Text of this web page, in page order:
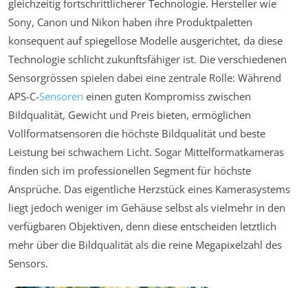
gleichzeitig fortschrittlicherer Technologie. Hersteller wie
Sony, Canon und Nikon haben ihre Produktpaletten
konsequent auf spiegellose Modelle ausgerichtet, da diese
Technologie schlicht zukunftsfähiger ist. Die verschiedenen
Sensorgrössen spielen dabei eine zentrale Rolle: Während
APS-C-Sensoren einen guten Kompromiss zwischen
Bildqualität, Gewicht und Preis bieten, ermöglichen
Vollformatsensoren die höchste Bildqualität und beste
Leistung bei schwachem Licht. Sogar Mittelformatkameras
finden sich im professionellen Segment für höchste
Ansprüche. Das eigentliche Herzstück eines Kamerasystems
liegt jedoch weniger im Gehäuse selbst als vielmehr in den
verfügbaren Objektiven, denn diese entscheiden letztlich
mehr über die Bildqualität als die reine Megapixelzahl des
Sensors.